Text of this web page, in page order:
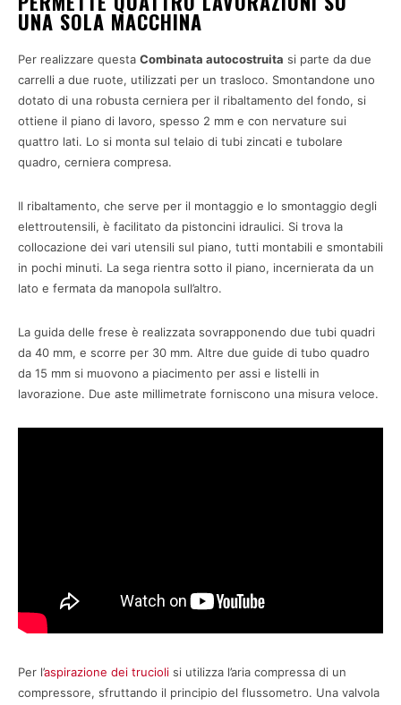
UNA SOLA MACCHINA
Per realizzare questa Combinata autocostruita si parte da due
carrelli a due ruote, utilizzati per un trasloco. Smontandone uno
dotato di una robusta cerniera per il ribaltamento del fondo, si
ottiene il piano di lavoro, spesso 2 mm e con nervature sui
quattro lati. Lo si monta sul telaio di tubi zincati e tubolare
quadro, cerniera compresa.
Il ribaltamento, che serve per il montaggio e lo smontaggio degli
elettroutensili, è facilitato da pistoncini idraulici. Si trova la
collocazione dei vari utensili sul piano, tutti montabili e smontabili
in pochi minuti. La sega rientra sotto il piano, incernierata da un
lato e fermata da manopola sull’altro.
La guida delle frese è realizzata sovrapponendo due tubi quadri
da 40 mm, e scorre per 30 mm. Altre due guide di tubo quadro
da 15 mm si muovono a piacimento per assi e listelli in
lavorazione. Due aste millimetrate forniscono una misura veloce.
Per l’aspirazione dei trucioli si utilizza l’aria compressa di un
compressore, sfruttando il principio del flussometro. Una valvola